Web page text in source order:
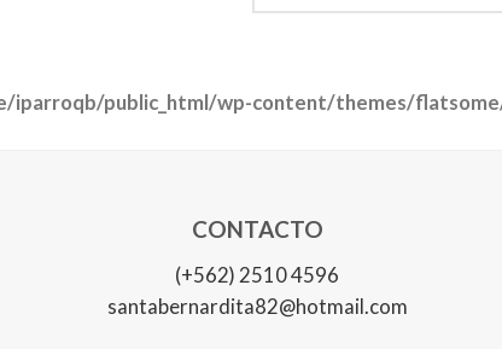
iparroqb/public_html/wp-content/themes/
CONTACTO
(+562) 2510 4596
santabernardita82@hotmail.com